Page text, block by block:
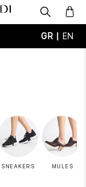
GR | EN
SNEAKERS MULES